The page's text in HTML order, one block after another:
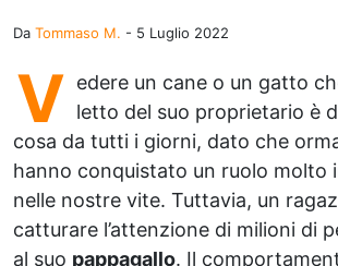
Da Tommaso M. - 5 Luglio 2022
V edere un cane o un gatto
letto del suo proprietario è
cosa da tutti i giorni, dato che
hanno conquistato un ruolo molto
nelle nostre vite. Tuttavia, un
catturare l’attenzione di milioni di
al suo pappagallo. Il